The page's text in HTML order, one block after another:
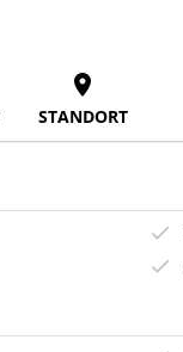
STANDORT